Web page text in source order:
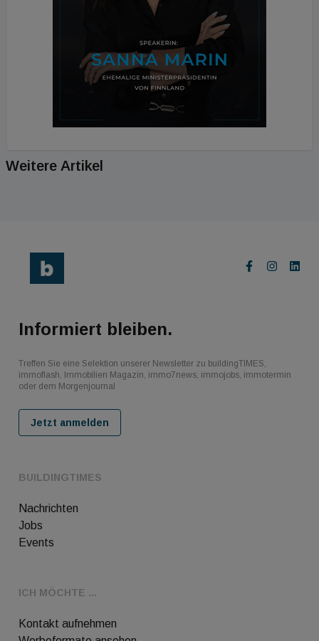
Weitere Artikel
BUILDINGTIMES
Nachrichten
Jobs
Events
ICH MÖCHTE ...
Kontakt aufnehmen
Informiert bleiben.
Treffen Sie eine Selektion unserer Newsletter zu buildingTIMES,
immoflash, Immobilien Magazin, immo7news, immojobs, immotermin
oder dem Morgenjournal
Jetzt anmelden